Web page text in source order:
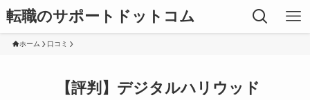
転職のサポートドットコム
ホーム 口コミ
【評判】デジタルハリウッド